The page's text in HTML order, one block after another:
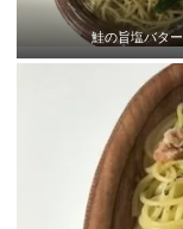
鮭の旨塩バター